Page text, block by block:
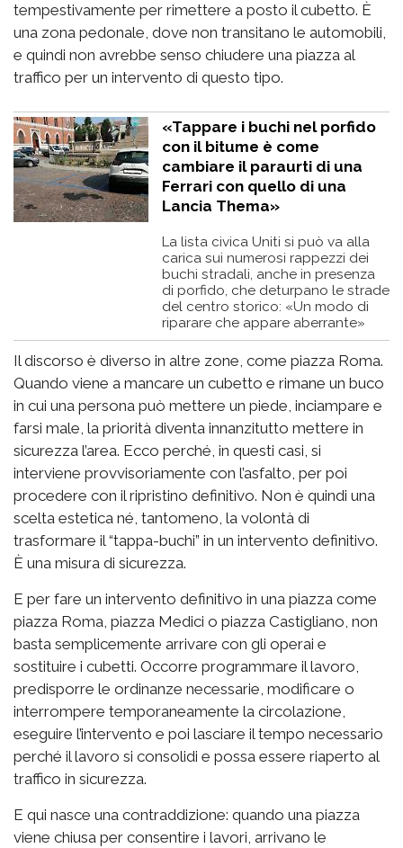
tempestivamente per rimettere a posto il cubetto. È
una zona pedonale, dove non transitano le automobili,
e quindi non avrebbe senso chiudere una piazza al
traffico per un intervento di questo tipo.
«Tappare i buchi nel porfido
con il bitume è come
cambiare il paraurti di una
Ferrari con quello di una
Lancia Thema»
La lista civica Uniti si può va alla
carica sui numerosi rappezzi dei
buchi stradali, anche in presenza
di porfido, che deturpano le strade
del centro storico: «Un modo di
riparare che appare aberrante»
Il discorso è diverso in altre zone, come piazza Roma.
Quando viene a mancare un cubetto e rimane un buco
in cui una persona può mettere un piede, inciampare e
farsi male, la priorità diventa innanzitutto mettere in
sicurezza l’area. Ecco perché, in questi casi, si
interviene provvisoriamente con l’asfalto, per poi
procedere con il ripristino definitivo. Non è quindi una
scelta estetica né, tantomeno, la volontà di
trasformare il “tappa-buchi” in un intervento definitivo.
È una misura di sicurezza.
E per fare un intervento definitivo in una piazza come
piazza Roma, piazza Medici o piazza Castigliano, non
basta semplicemente arrivare con gli operai e
sostituire i cubetti. Occorre programmare il lavoro,
predisporre le ordinanze necessarie, modificare o
interrompere temporaneamente la circolazione,
eseguire l’intervento e poi lasciare il tempo necessario
perché il lavoro si consolidi e possa essere riaperto al
traffico in sicurezza.
E qui nasce una contraddizione: quando una piazza
viene chiusa per consentire i lavori, arrivano le